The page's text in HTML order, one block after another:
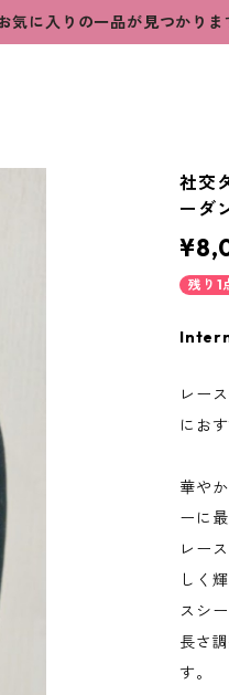
気に入りの一品が見つかり
社交
ーダ
残り1
レー
にお
華や
ーに
レー
しく
スシ
長さ
す。